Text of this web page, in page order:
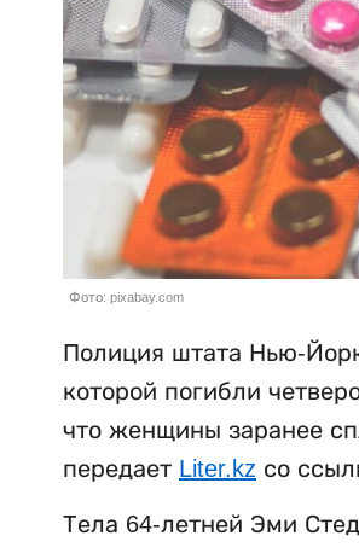
Фото: pixabay.com
Полиция штата Нью-
которой погибли
что женщины заранее
передает Liter.kz со
Тела 64-летней Эми